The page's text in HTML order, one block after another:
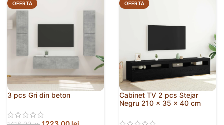
OFERTĂ
3 pcs Gri din beton
OFERTĂ
Cabinet TV 2 pcs Stejar
Negru 210 x 35 x 40 cm